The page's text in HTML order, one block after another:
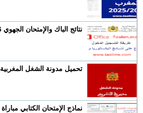
نتائج الباك والإمتحان الجهوي 2026 taalim.ma
تحميل مدونة الشغل المغربية 2023 pdf